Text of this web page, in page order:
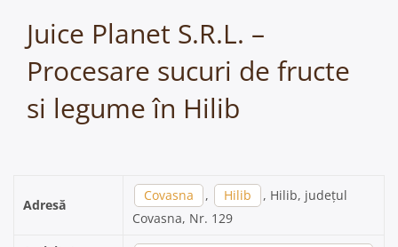
Juice Planet S.R.L. –
Procesare sucuri de fructe
si legume în Hilib
Adresă
Covasna , Hilib
, Hilib, județul
Covasna, Nr. 129